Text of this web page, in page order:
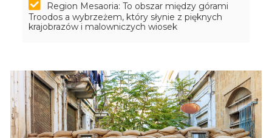
Region Mesaoria: To obszar między górami
Troodos a wybrzeżem, który słynie z pięknych
krajobrazów i malowniczych wiosek